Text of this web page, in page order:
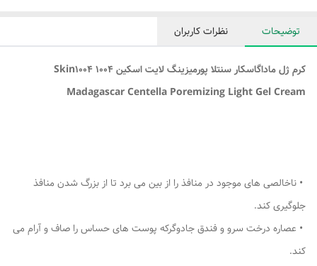
توضیحات نظرات کاربران
کرم ژل ماداگاسکار سنتلا پورمیزینگ لایت اسکین 1004 Skin1004
Madagascar Centella Poremizing Light Gel Cream
• ناخالصی های موجود در منافذ را از بین می برد تا از بزرگ شدن منافذ
جلوگیری کند.
• عصاره درخت سرو و فندق جادوگرکه پوست های حساس را صاف و آرام می
کند.